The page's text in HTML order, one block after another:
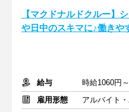
【マクドナルドクルー】
や日中のスキマに♪働き
給与
時給1060円～
雇用形態
アルバイト